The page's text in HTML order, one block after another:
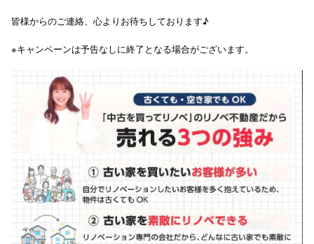
皆様からのご連絡、心よりお待ちしております♪
※キャンペーンは予告なしに終了となる場合がございます。